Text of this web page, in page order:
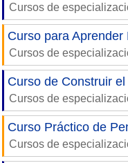
Cursos de
Curso para
Cursos de
Curso de Construir
Cursos de
Curso Práctico de
Cursos de